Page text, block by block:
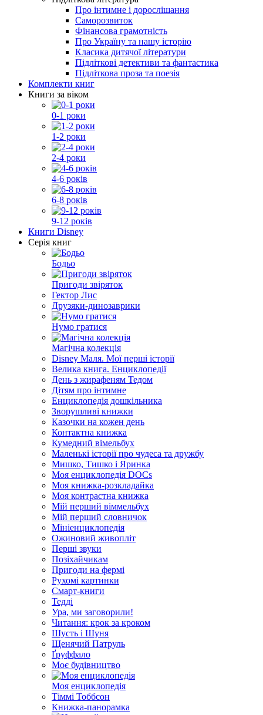
Про інтимне і дорослішання
Саморозвиток
Фінансова грамотність
Про Україну та нашу історію
Класика дитячої літератури
Підліткові детективи та фантастика
Підліткова проза та поезія
Комплекти книг
Книги за віком
0-1 роки
1-2 роки
2-4 роки
4-6 років
6-8 років
9-12 років
Книги Disney
Серія книг
Бодьо
Пригоди звіряток
Гектор Лис
Друзяки-динозаврики
Нумо гратися
Магічна колекція
Disney Маля. Мої перші історії
Велика книга. Енциклопедії
День з жирафеням Тедом
Дітям про інтимне
Енциклопедія дошкільника
Зворушливі книжки
Казочки на кожен день
Контактна книжка
Кумедний вімельбух
Маленькі історії про чудеса та дружбу
Мишко, Тишко і Яринка
Моя енциклопедія DOCs
Моя книжка-розкладайка
Моя контрастна книжка
Мій перший віммельбух
Мій перший словничок
Мініенциклопедія
Ожиновий живопліт
Перші звуки
Позіхайчикам
Пригоди на фермі
Рухомі картинки
Смарт-книги
Тедді
Ура, ми заговорили!
Читання: крок за кроком
Шусть і Шуня
Щенячий Патруль
Ґруффало
Моє будівництво
Моя енциклопедія
Тіммі Тоббсон
Книжка-панорамка